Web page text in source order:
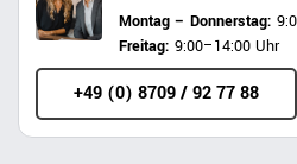
Montag – Donnerstag:
Freitag: 9:00–14:00 Uhr
+49 (0) 8709 / 92 77 88